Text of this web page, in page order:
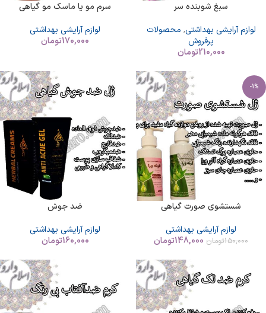
سبغ شوبنده سر
لوازم آرایشی بهداشتی, محصولات
پرفروش
210,000تومان
سرم مو یا ماسک مو گیاهی
لوازم آرایشی بهداشتی
170,000تومان
-1%
شستشوی صورت گیاهی
لوازم آرایشی بهداشتی
150,000تومان 148,000تومان
ضد جوش
لوازم آرایشی بهداشتی
160,000تومان